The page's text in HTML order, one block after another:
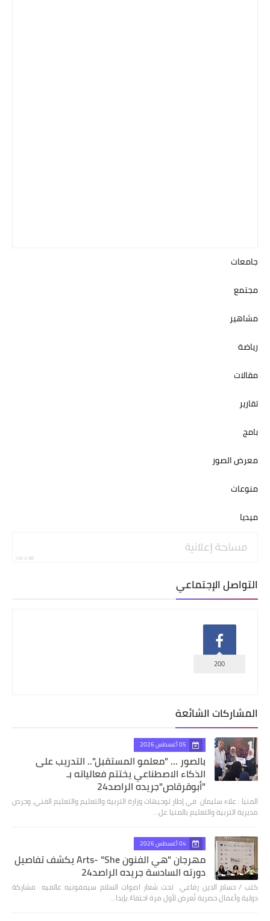
جامعات
مجتمع
مشاهير
رياضة
مقالات
تقارير
بامج
معرض الصور
منوعات
ميديا
التواصل الإجتماعي
200
المشاركات الشائعة
05 أغسطس 2026
بالصور ... "معلمو المستقبل".. التدريب على
الذكاء الاصطناعي يختتم فعالياته بـ
"أبوقرقاص"جريده الراصد24
المنيا : علاء سليمان في إطار توجيهات وزارة التربية والتعليم والتعليم الفني، وحرص
مديرية التربية والتعليم بالمنيا عل…
04 أغسطس 2026
مهرجان "هي الفنون Arts- "She يكشف تفاصيل
دورته السادسة جريده الراصد24
كتب / حسام الدين رفاعي تحت شعار اصوات السلام سيمفونيه عالميه مشاركة
دولية وأعمال حصرية تُعرض لأول مرة احتفاءً بإبدا…